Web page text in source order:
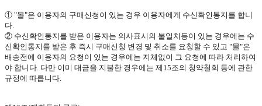
① "몰"은 이용자의 구매신청이 있는 경우 이용자에게 수신확인통지를 합니
다
② 수신확인통지를 받은 이용자는 의사표시의 불일치등이 있는 경우에는 수
신확인통지를 받은 후 즉시 구매신청 변경 및 취소를 요청할 수 있고 "몰"은
배송전에 이용자의 요청이 있는 경우에는 지체없이 그 요청에 따라 처리하여
야 합니다 다만 이미 대금을 지불한 경우에는 제 15조의 청약철회 등에 관한
규정에 따릅니다